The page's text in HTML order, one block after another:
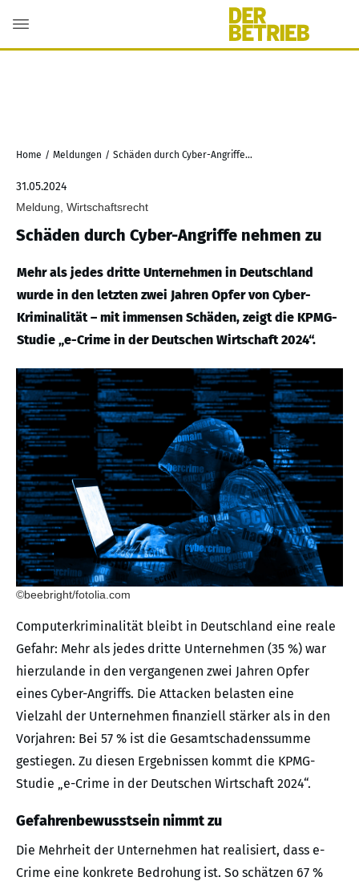
Home / Meldungen / Schäden durch Cyber-Angriffe nehmen zu
31.05.2024
Meldung, Wirtschaftsrecht
Schäden durch Cyber-Angriffe nehmen zu
Mehr als jedes dritte Unternehmen in Deutschland
wurde in den letzten zwei Jahren Opfer von Cyber-
Kriminalität – mit immensen Schäden, zeigt die KPMG-
Studie „e-Crime in der Deutschen Wirtschaft 2024“.
©beebright/fotolia.com
Computerkriminalität bleibt in Deutschland eine reale
Gefahr: Mehr als jedes dritte Unternehmen (35 %) war
hierzulande in den vergangenen zwei Jahren Opfer
eines Cyber-Angriffs. Die Attacken belasten eine
Vielzahl der Unternehmen finanziell stärker als in den
Vorjahren: Bei 57 % ist die Gesamtschadenssumme
gestiegen. Zu diesen Ergebnissen kommt die KPMG-
Studie „e-Crime in der Deutschen Wirtschaft 2024“.
Gefahrenbewusstsein nimmt zu
Die Mehrheit der Unternehmen hat realisiert, dass e-
Crime eine konkrete Bedrohung ist. So schätzen 67 %